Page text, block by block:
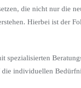
die nicht nur die
Hierbei ist der
spezialisierten
individuellen